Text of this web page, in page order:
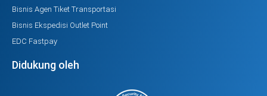
Bisnis Agen Tiket Transportasi
Bisnis Ekspedisi Outlet Point
EDC Fastpay
Didukung oleh